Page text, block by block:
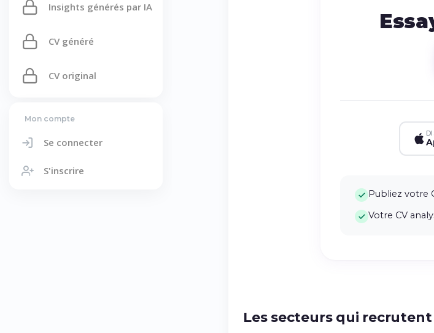
Insights générés par IA
CV généré
CV original
Mon compte
Se connecter
S'inscrire
Publiez votre
Votre CV
Les secteurs qui